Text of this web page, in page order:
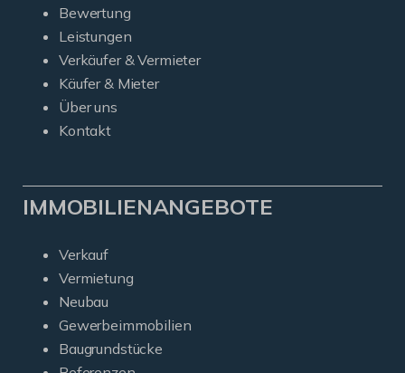
Bewertung
Leistungen
Verkäufer & Vermieter
Käufer & Mieter
Über uns
Kontakt
IMMOBILIENANGEBOTE
Verkauf
Vermietung
Neubau
Gewerbeimmobilien
Baugrundstücke